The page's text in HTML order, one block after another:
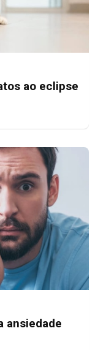
ao eclipse
ansiedade